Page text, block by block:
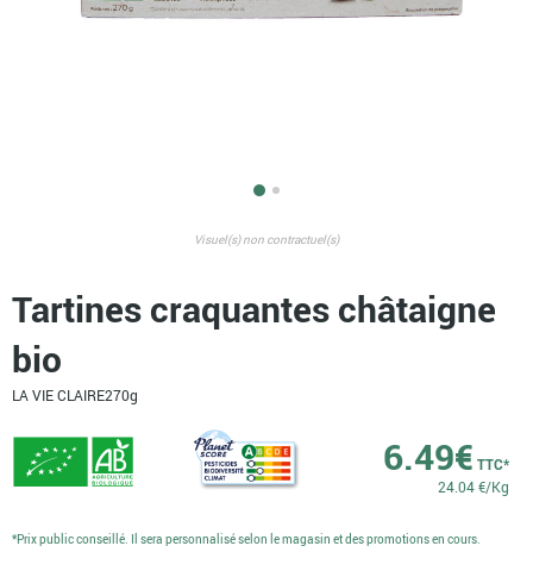
Visuel(s) non contractuel(s)
Tartines craquantes châtaigne
bio
LA VIE CLAIRE270g
6.49€ TTC*
24.04 €/Kg
*Prix public conseillé. Il sera personnalisé selon le magasin et des promotions en cours.